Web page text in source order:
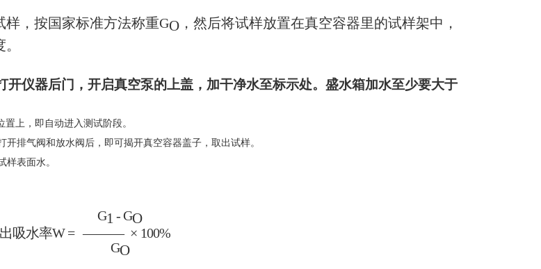
样，按国家标准方法称重GO ，然后将试样放置在真空容器里的试样架中，
开仪器后门，开启真空泵的上盖，加干净水至标示处。盛水箱加水至少要大于
上，即自动进入测试阶段。
开排气阀和放水阀后，即可揭开真空容器盖子，取出试样。
样表面水。
G1- GO
吸水率W=——— × 100%
GO